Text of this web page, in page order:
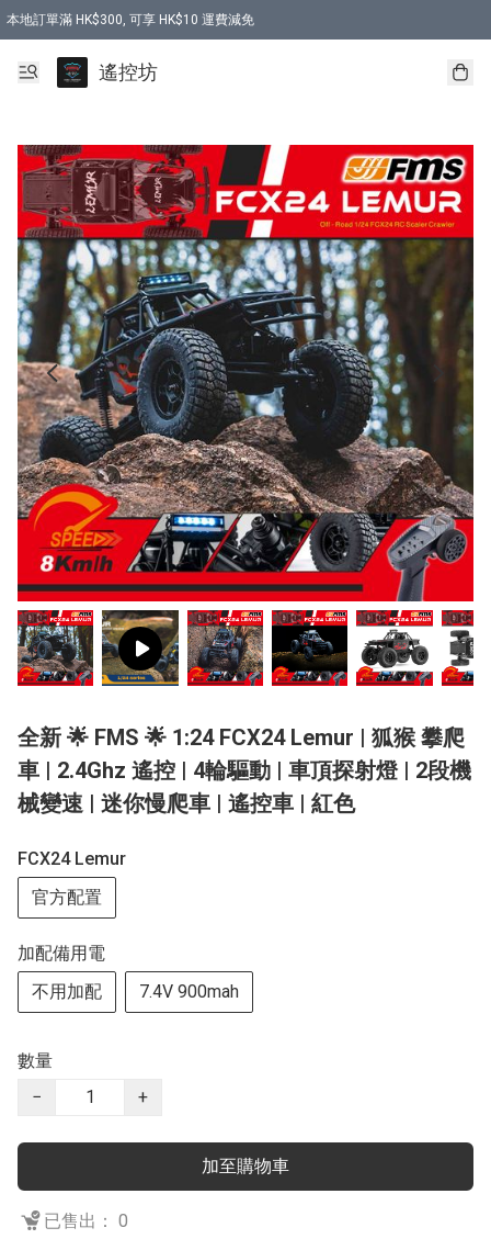
本地訂單滿 HK$300, 可享 HK$10 運費減免
購買 7.6V 6500mah 70C 電池 送 7.6V USB充電器
遙控坊
全新 🌟 FMS 🌟 1:24 FCX24 Lemur | 狐猴 攀爬
車 | 2.4Ghz 遙控 | 4輪驅動 | 車頂探射燈 | 2段機
械變速 | 迷你慢爬車 | 遙控車 | 紅色
FCX24 Lemur
官方配置
加配備用電
不用加配
7.4V 900mah
數量
−
+
加至購物車
已售出： 0